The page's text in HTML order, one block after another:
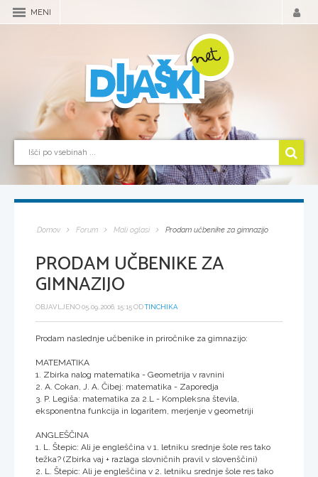
MENI
Domov Forum Mali oglasi Prodam učbenike za gimnazijo
PRODAM UČBENIKE ZA
GIMNAZIJO
OBJAVLJENO 05.09.2006, 15:15 ODTINCHIKA
Prodam naslednje učbenike in priročnike za gimnazijo:
MATEMATIKA
1. Zbirka nalog matematika - Geometrija v ravnini
2. A. Cokan, J. A. Čibej: matematika - Zaporedja
3. P. Legiša: matematika za 2.L - Kompleksna števila,
eksponentna funkcija in logaritem, merjenje v geometriji
ANGLEŠČINA
1. L. Štepic: Ali je engleščina v 1. letniku srednje šole res tako
težka? (Zbirka vaj + razlaga slovničnih pravil v slovenščini)
2. L. Štepic: Ali je engleščina v 2. letniku srednje šole res tako